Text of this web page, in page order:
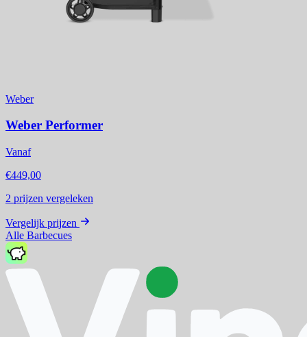
Weber
Weber Performer
Vanaf
€449,00
2 prijzen vergeleken
Vergelijk prijzen
Alle Barbecues